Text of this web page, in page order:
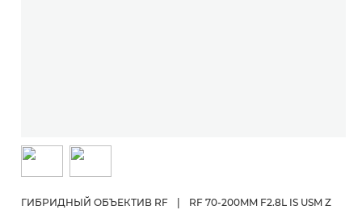
ГИБРИДНЫЙ ОБЪЕКТИВ RF RF 70-200MM F2.8L IS USM Z